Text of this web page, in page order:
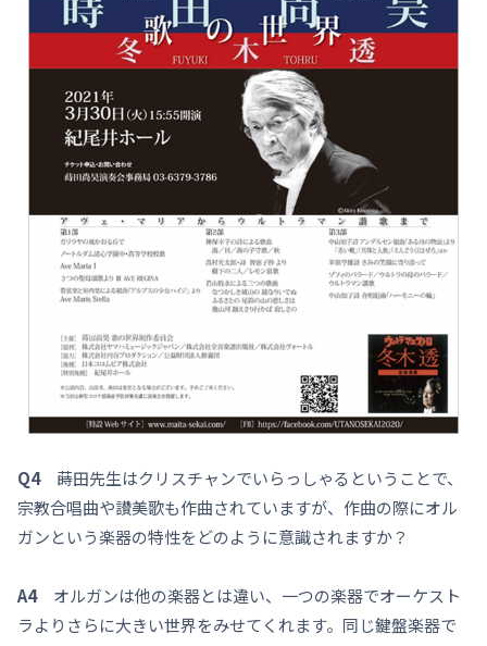
Q4蒔田先生はクリスチャンでいらっしゃるということで、
宗教合唱曲や讃美歌も作曲されていますが、作曲の際にオル
ガンという楽器の特性をどのように意識されますか？
A4オルガンは他の楽器とは違い、一つの楽器でオーケスト
ラよりさらに大きい世界をみせてくれます。同じ鍵盤楽器で